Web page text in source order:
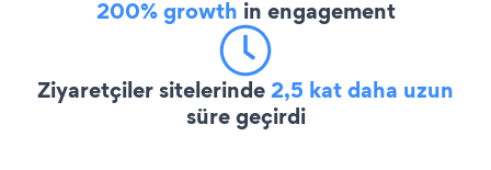
200% growth in engagement
Ziyaretçiler sitelerinde2,5 kat daha uzun
süre geçirdi